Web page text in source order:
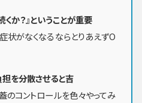
か？』ということが重要
状がなくなるならとりあえずO
を分散させると吉
のコントロールを色々やってみ